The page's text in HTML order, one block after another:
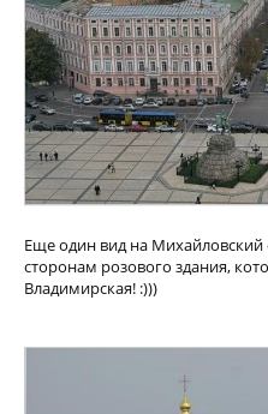
Еще один вид на
сторонам розового здания,
Владимирская! :)))